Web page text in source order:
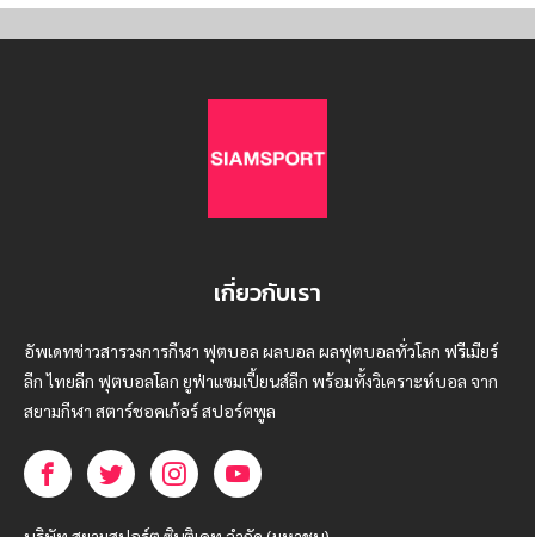
เกี่ยวกับเรา
อัพเดทข่าวสารวงการกีฬา ฟุตบอล ผลบอล ผลฟุตบอลทั่วโลก ฟรีเมียร์
ลีก ไทยลีก ฟุตบอลโลก ยูฟ่าแซมเปี้ยนส์ลีก พร้อมทั้งวิเคราะห์บอล จาก
สยามกีฬา สตาร์ชอคเก้อร์ สปอร์ตพูล